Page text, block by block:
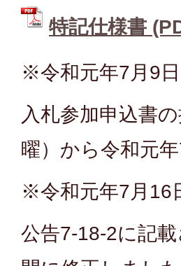
特記仕様書
※令和元年7月9
入札参加申込書
曜）から令和元
※令和元年7月16
公告7-18-2に記